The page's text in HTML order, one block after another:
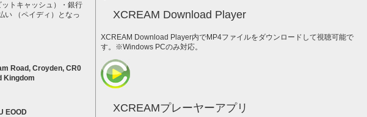
トキャッシュ）・銀行
い （ペイディ）となっ
Road, Croyden, CR0
Kingdom
EOOD
XCREAM Download Player
XCREAM Download Player内でMP4ファイルをダウンロードして視聴可能で
す。※Windows PCのみ対応。
XCREAMプレーヤーアプリ